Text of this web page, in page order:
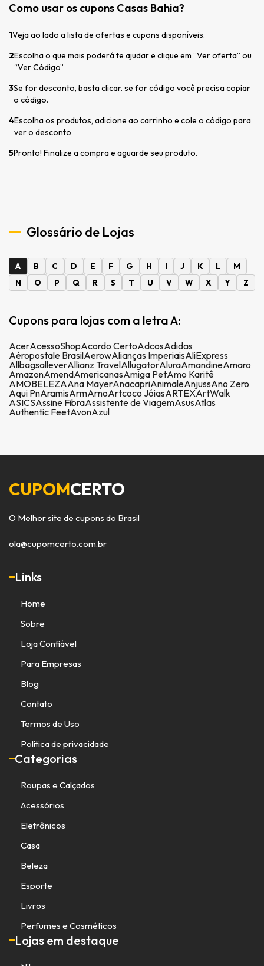
Como usar os cupons Casas Bahia?
1Veja ao lado a lista de ofertas e cupons disponíveis.
2Escolha o que mais poderá te ajudar e clique em “Ver oferta” ou
“Ver Código”
3Se for desconto, basta clicar. se for código você precisa copiar
o código.
4Escolha os produtos, adicione ao carrinho e cole o código para
ver o desconto
5Pronto! Finalize a compra e aguarde seu produto.
Glossário de Lojas
A B C D E F G H I J K L
M
N
O P Q R S T U V W X Y Z
Cupons para lojas com a letra A:
AcerAcessoShopAcordo CertoAdcosAdidas
Aéropostale BrasilAerowAlianças ImperiaisAliExpress
AllbagsalleverAllianz TravelAllugatorAluraAmandineAmaro
AmazonAmendAmericanasAmiga PetAmo Karitê
AMOBELEZAAna MayerAnacapriAnimaleAnjussAno Zero
Aqui PnAramisArmArnoArtcoco JóiasARTEXArtWalk
ASICSAssine FibraAssistente de ViagemAsusAtlas
Authentic FeetAvonAzul
CUPOMCERTO
O Melhor site de cupons do Brasil
ola@cupomcerto.com.br
Links
Home
Sobre
Loja Confiável
Para Empresas
Blog
Contato
Termos de Uso
Política de privacidade
Categorias
Roupas e Calçados
Acessórios
Eletrônicos
Casa
Beleza
Esporte
Livros
Perfumes e Cosméticos
Lojas em destaque